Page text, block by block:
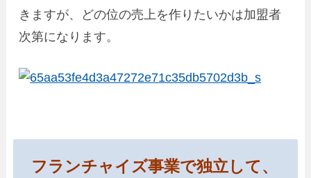
きますが、どの位の売上を作りたいかは加盟者
次第になります。
フランチャイズ事業で独立して、